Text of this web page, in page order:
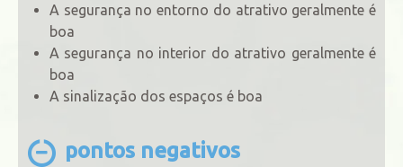
A segurança no entorno do atrativo geralmente é
boa
A segurança no interior do atrativo geralmente é
boa
A sinalização dos espaços é boa
pontos negativos